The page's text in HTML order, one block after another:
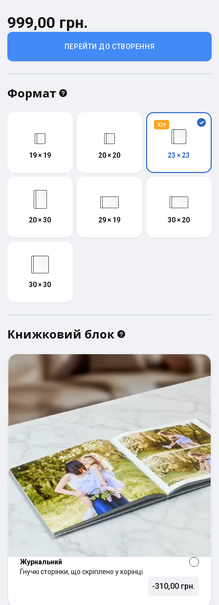
ПЕРЕЙТИ ДО СТВОРЕННЯ
999,00 грн.
Формат
19 × 19 20 × 20
Хіт
23 × 23
20 × 30 29 × 19 30 × 20
30 × 30
Книжковий блок
Журнальний
Гнучкі сторінки, що скріплено у корінці
-310,00 грн.